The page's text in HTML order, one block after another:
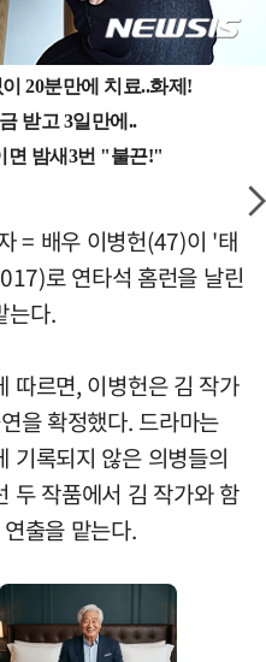
= 배우 이병헌(47)이 '태
로 연타석 홈런을 날린
는다.
따르면, 이병헌은 김 작가
을 확정했다. 드라마는
기록되지 않은 의병들의
두 작품에서 김 작가와 함
출을 맡는다.